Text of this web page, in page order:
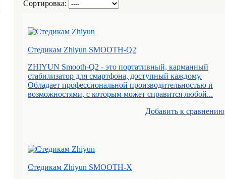
Сортировка:
Стедикам Zhiyun SMOOTH-Q2
ZHIYUN Smooth-Q2 - это портативный, карманный
стабилизатор для смартфона, доступный каждому.
Обладает профессиональной производительностью и
возможностями, с которым может справится любой...
Добавить к cравнению
Стедикам Zhiyun SMOOTH-X